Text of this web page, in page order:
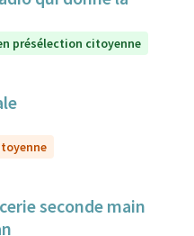
présélection citoyenne
seconde main